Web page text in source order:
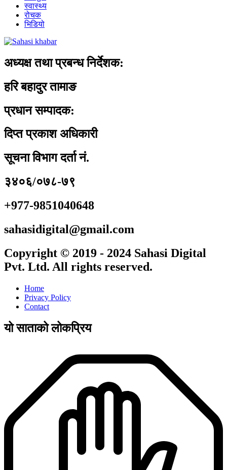
स्वास्थ्य
रोचक
भिडियो
अध्यक्ष तथा प्रबन्ध निर्देशक:
हरि बहादुर तामाङ
प्रधान सम्पादक:
दिप्त प्रकाश अधिकारी
सूचना विभाग दर्ता नं.
३४०६/०७८-७९
+977-9851040648
sahasidigital@gmail.com
Copyright © 2019 - 2024 Sahasi Digital
Pvt. Ltd. All rights reserved.
Home
Privacy Policy
Contact
यो साताको लोकप्रिय